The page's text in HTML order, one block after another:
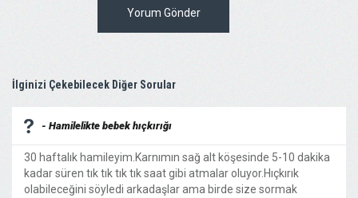
Yorum Gönder
İlginizi Çekebilecek Diğer Sorular
- Hamilelikte bebek hıçkırığı
30 haftalık hamileyim.Karnımın sağ alt köşesinde 5-10 dakika
kadar süren tık tık tık tık saat gibi atmalar oluyor.Hıçkırık
olabileceğini söyledi arkadaşlar ama birde size sormak